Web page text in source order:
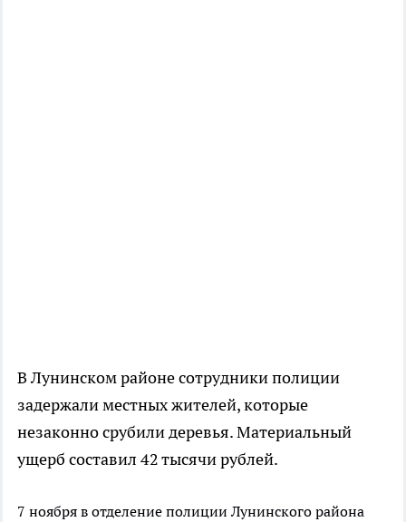
В Лунинском районе сотрудники полиции
задержали местных жителей, которые
незаконно срубили деревья. Материальный
ущерб составил 42 тысячи рублей.
7 ноября в отделение полиции Лунинского района